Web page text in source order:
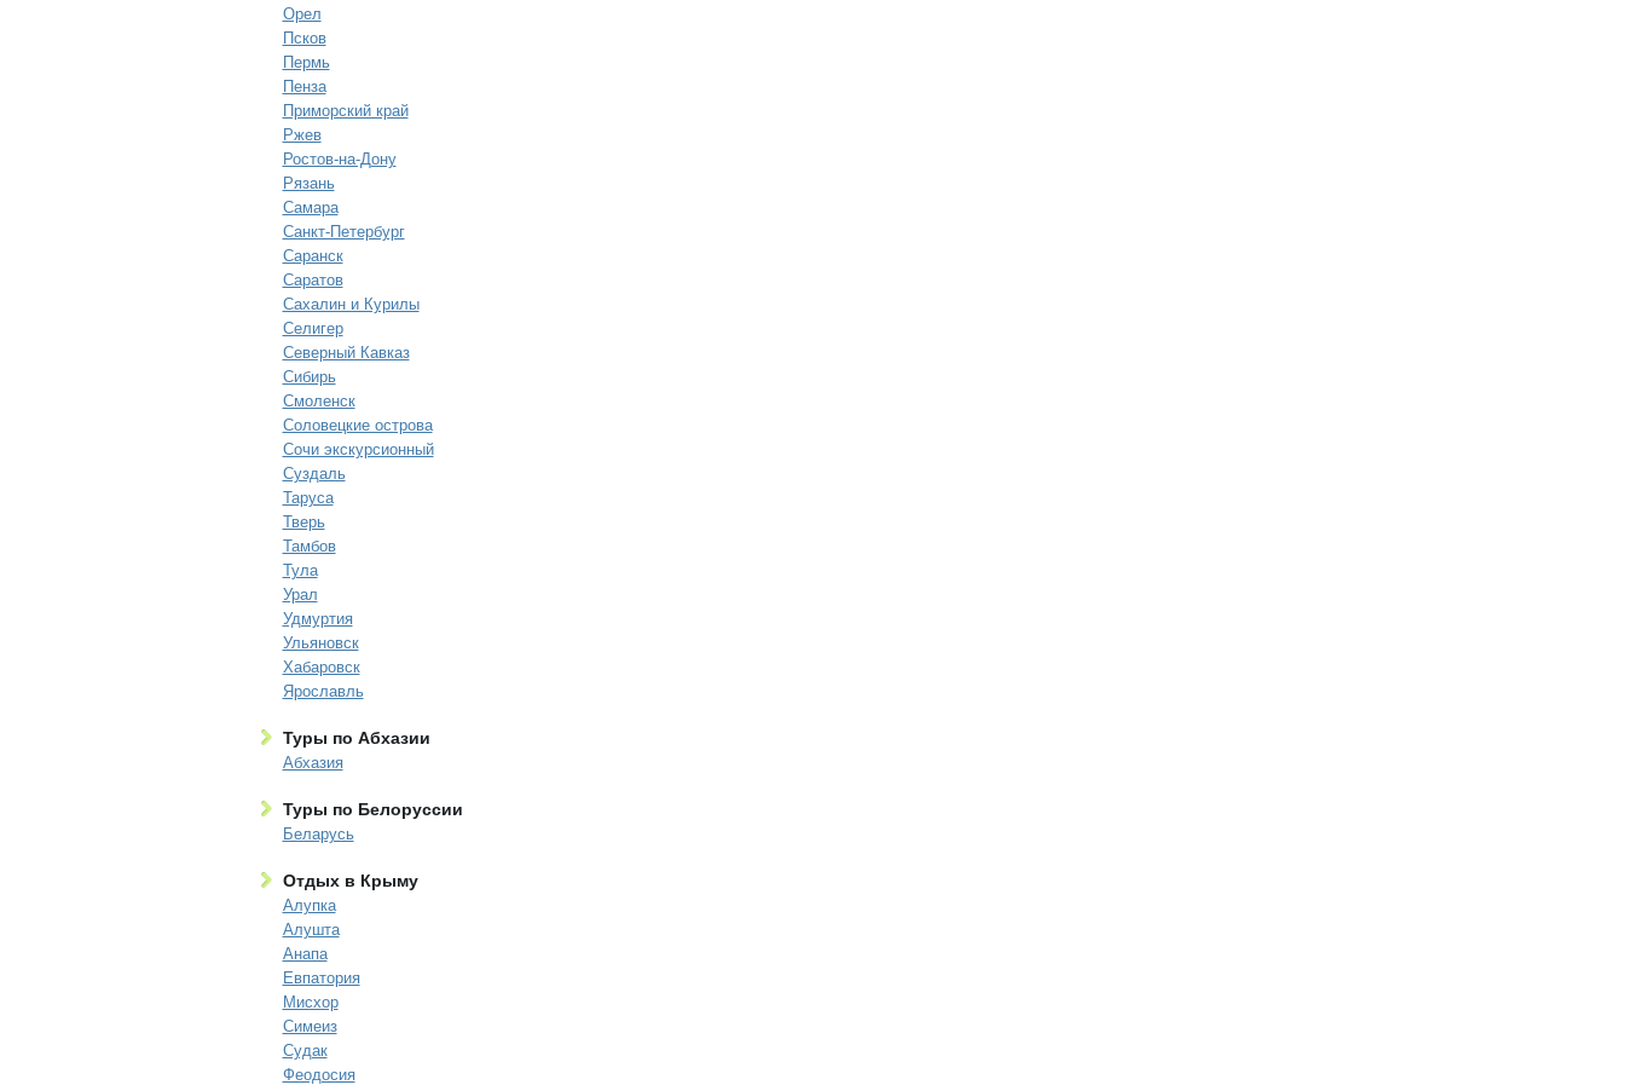
Орел
Псков
Пермь
Пенза
Приморский край
Ржев
Ростов-на-Дону
Рязань
Самара
Санкт-Петербург
Саранск
Саратов
Сахалин и Курилы
Селигер
Северный Кавказ
Сибирь
Смоленск
Соловецкие острова
Сочи экскурсионный
Суздаль
Таруса
Тверь
Тамбов
Тула
Урал
Удмуртия
Ульяновск
Хабаровск
Ярославль
Туры по Абхазии
Абхазия
Туры по Белоруссии
Беларусь
Отдых в Крыму
Алупка
Алушта
Анапа
Евпатория
Мисхор
Симеиз
Судак
Феодосия